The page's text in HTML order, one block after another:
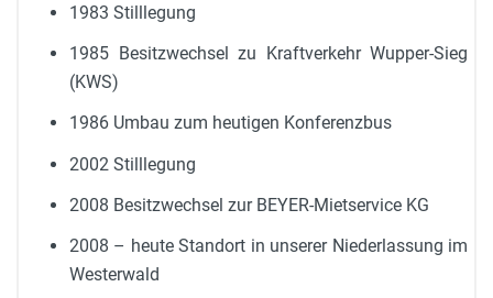
1983 Stilllegung
1985 Besitzwechsel zu Kraftverkehr Wupper-Sieg
(KWS)
1986 Umbau zum heutigen Konferenzbus
2002 Stilllegung
2008 Besitzwechsel zur BEYER-Mietservice KG
2008 – heute Standort in unserer Niederlassung im
Westerwald